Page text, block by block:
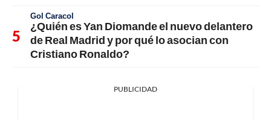
Gol Caracol
¿Quién es Yan Diomande el nuevo delantero
de Real Madrid y por qué lo asocian con
Cristiano Ronaldo?
PUBLICIDAD